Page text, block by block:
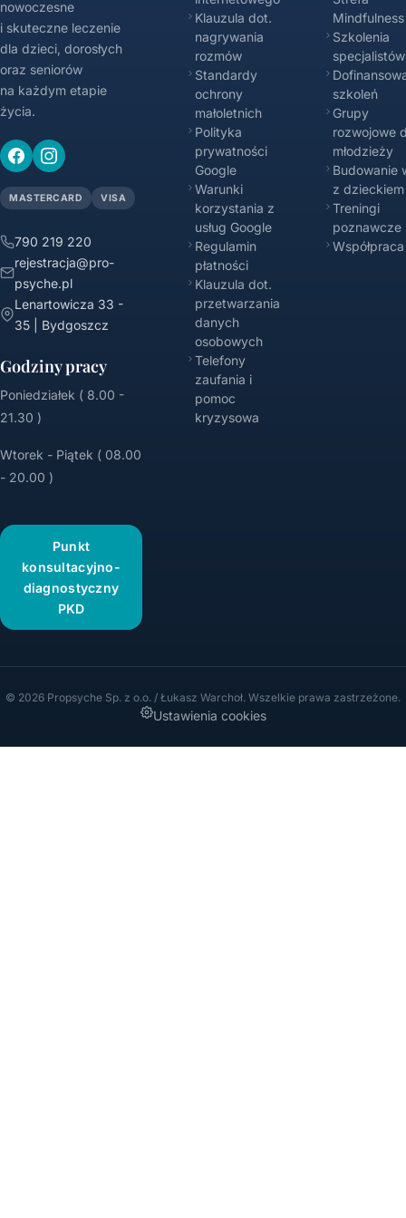
nowoczesne
i skuteczne leczenie
dla dzieci, dorosłych
oraz seniorów
na każdym etapie
życia.
MASTERCARD VISA
790 219 220
rejestracja@pro-
psyche.pl
Lenartowicza 33 -
35 | Bydgoszcz
Godziny pracy
Poniedziałek ( 8.00 -
21.30 )
Wtorek - Piątek ( 08.00
- 20.00 )
Punkt
konsultacyjno-
diagnostyczny
PKD
Klauzula dot.
nagrywania
rozmów
Standardy
ochrony
małoletnich
Polityka
prywatności
Google
Warunki
korzystania z
usług Google
Regulamin
płatności
Klauzula dot.
przetwarzania
danych
osobowych
Telefony
zaufania i
pomoc
kryzysowa
Mindfulness
Szkolenia
specjalistów
szkoleń
Grupy
rozwojowe
młodzieży
Budowanie
z dzieckiem
Treningi
poznawcze
Współpraca
© 2026 Propsyche Sp. z o.o. / Łukasz Warchoł. Wszelkie prawa zastrzeżone.
Ustawienia cookies